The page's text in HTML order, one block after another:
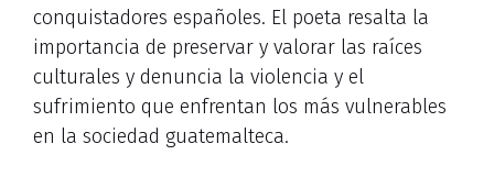
conquistadores españoles. El poeta resalta la
importancia de preservar y valorar las raíces
culturales y denuncia la violencia y el
sufrimiento que enfrentan los más vulnerables
en la sociedad guatemalteca.